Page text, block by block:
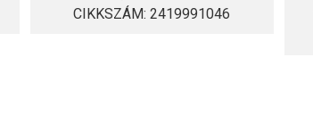
CIKKSZÁM: 2419991046